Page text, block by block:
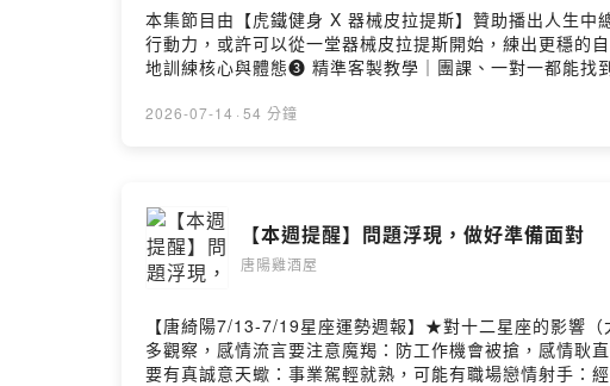
本集節目由【虎鐵健身 X 器械皮拉提斯】贊助播出人生中
行動力，或許可以從一堂器械皮拉提斯開始，練出更穩
地訓練核心與體態➌ 精準客製教學｜團課、一對一都能
「生命中最衝動的時刻」！前陣子火衝刺、火天合，火能
命度或在命宮的人🫣只看影片就買房辭年薪千萬工作有些
（小心被鉗夾）正宮反擊寄劈腿證據給渣男公司
2026-07-14 · 54 分鐘
【本週提醒】問題浮現，做好準備面對
唐陽雞酒屋
【唐綺陽7/13-7/19星座運勢週報】★對十二星座的影響
多觀察，感情流言要注意魔羯：防工作機會被搶，感情耿
要有真誠意天蠍：事業駕輕就熟，可能有職場戀情射手：